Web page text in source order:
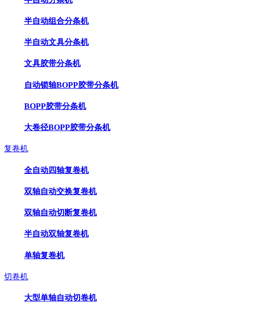
半自动组合分条机
半自动文具分条机
文具胶带分条机
自动锁轴BOPP胶带分条机
BOPP胶带分条机
大卷径BOPP胶带分条机
复卷机
全自动四轴复卷机
双轴自动交换复卷机
双轴自动切断复卷机
半自动双轴复卷机
单轴复卷机
切卷机
大型单轴自动切卷机